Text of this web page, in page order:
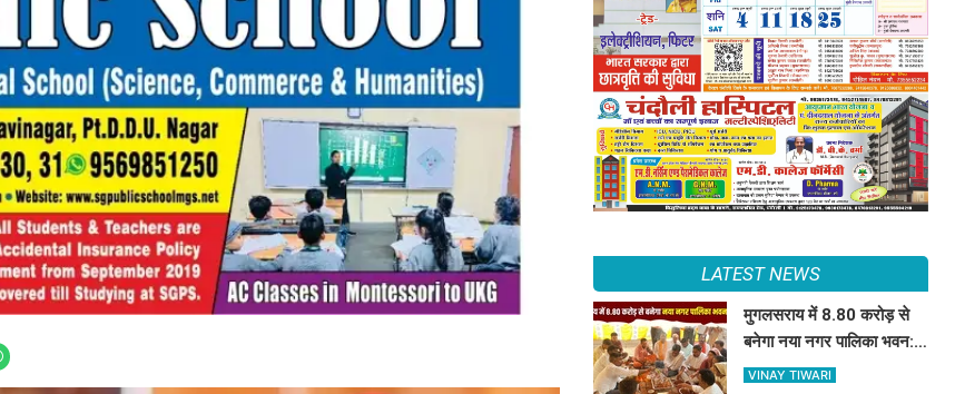
LATEST NEWS
मुगलसराय में 8.80 करोड़ से
बनेगा नया नगर पालिका भवन:
विधायक रमेश जायसवाल ने
VINAY TIWARI